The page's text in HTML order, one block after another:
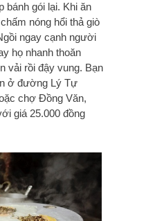
bánh gói lại. Khi ăn
nóng hổi thả giò
ngay cạnh người
họ nhanh thoăn
vải rồi đậy vung. Bạn
ở đường Lý Tự
chợ Đồng Văn,
giá 25.000 đồng